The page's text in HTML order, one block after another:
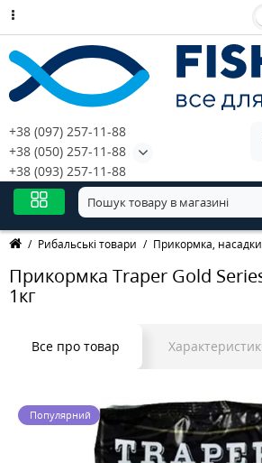
+38 (097) 257-11-88
+38 (050) 257-11-88
+38 (093) 257-11-88
Рибальські товари Прикормка, насадки
Прикормка Traper Gold
1кг
Все про товар
Популярний